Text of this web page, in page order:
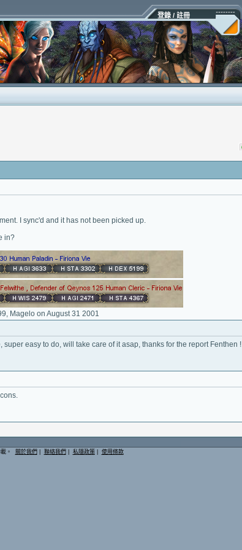
登錄 / 註冊
I sync'd and it has not been picked up.
in?
Magelo on August 31 2001
super easy to do, will take care of it asap, thanks for the report Fenthen !
。 關於我們 聯絡我們 私隱政策| 使用條款